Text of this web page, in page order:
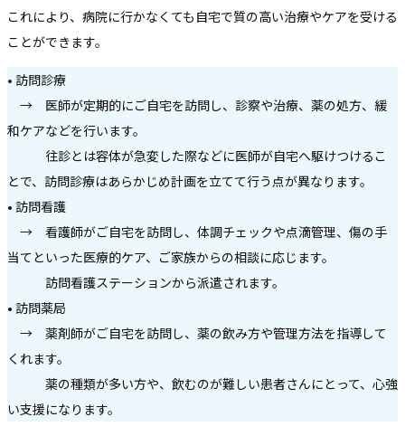
これにより、病院に行かなくても自宅で質の高い治療やケアを受ける
ことができます。
• 訪問診療
→ 医師が定期的にご自宅を訪問し、診察や治療、薬の処方、緩
和ケアなどを行います。
往診とは容体が急変した際などに医師が自宅へ駆けつけるこ
とで、訪問診療はあらかじめ計画を立てて行う点が異なります。
• 訪問看護
→ 看護師がご自宅を訪問し、体調チェックや点滴管理、傷の手
当てといった医療的ケア、ご家族からの相談に応じます。
訪問看護ステーションから派遣されます。
• 訪問薬局
→ 薬剤師がご自宅を訪問し、薬の飲み方や管理方法を指導して
くれます。
薬の種類が多い方や、飲むのが難しい患者さんにとって、心強
い支援になります。